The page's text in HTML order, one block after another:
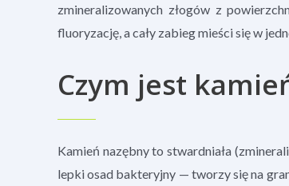
zmineralizowanych złogów z
fluoryzację, a cały zabieg mieści się w
Czym jest
Kamień nazębny to stwardniała
lepki osad bakteryjny — tworzy się na